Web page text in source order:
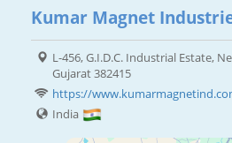
Kumar Magnet
L-456, G.I.D.C. Industrial Estate,
Gujarat 382415
https://
India